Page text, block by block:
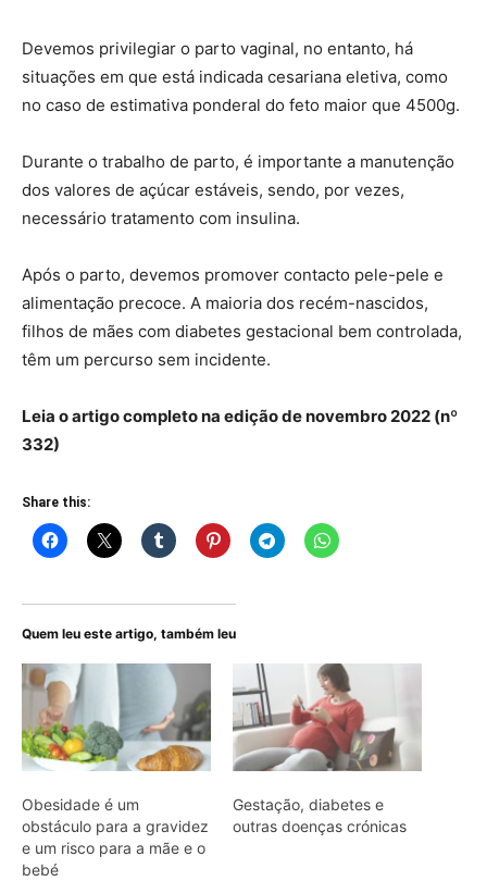
Devemos privilegiar o parto vaginal, no entanto, há
situações em que está indicada cesariana eletiva, como
no caso de estimativa ponderal do feto maior que 4500g.
Durante o trabalho de parto, é importante a manutenção
dos valores de açúcar estáveis, sendo, por vezes,
necessário tratamento com insulina.
Após o parto, devemos promover contacto pele-pele e
alimentação precoce. A maioria dos recém-nascidos,
filhos de mães com diabetes gestacional bem controlada,
têm um percurso sem incidente.
Leia o artigocompletona edição de novembro 2022 (nº
332)
Share this:
Quem leu este artigo, também leu
Obesidade é um
obstáculo para a gravidez
e um risco para a mãe e o
bebé
Gestação, diabetes e
outras doenças crónicas